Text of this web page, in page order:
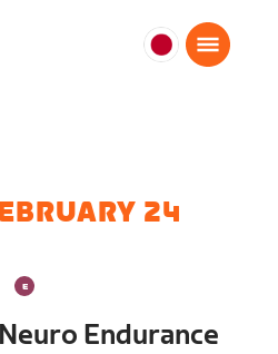
日
24
Endurance